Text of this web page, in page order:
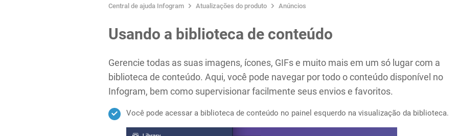
Central de ajuda Infogram Atualizações do produto Anúncios
Usando a biblioteca de conteúdo
Gerencie todas as suas imagens, ícones, GIFs e muito mais em um só lugar com a
biblioteca de conteúdo. Aqui, você pode navegar por todo o conteúdo disponível no
Infogram, bem como supervisionar facilmente seus envios e favoritos.
Você pode acessar a biblioteca de conteúdo no painel esquerdo na visualização da biblioteca.